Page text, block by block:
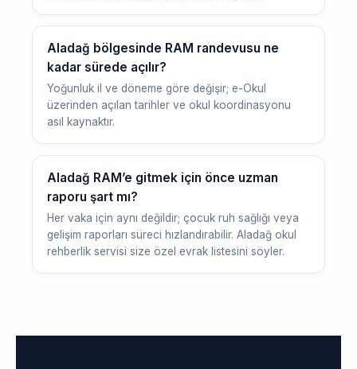
Aladağ bölgesinde RAM randevusu ne
kadar sürede açılır?
Yoğunluk il ve döneme göre değişir; e-Okul
üzerinden açılan tarihler ve okul koordinasyonu
asıl kaynaktır.
Aladağ RAM’e gitmek için önce uzman
raporu şart mı?
Her vaka için aynı değildir; çocuk ruh sağlığı veya
gelişim raporları süreci hızlandırabilir. Aladağ okul
rehberlik servisi size özel evrak listesini söyler.